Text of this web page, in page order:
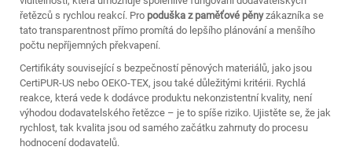
řetězců s rychlou reakcí. Pro poduška z paměťové pěnyzákazníka se
tato transparentnost přímo promítá do lepšího plánování a menšího
počtu nepříjemných překvapení.
Certifikáty související s bezpečností pěnových materiálů, jako jsou
CertiPUR-US nebo OEKO-TEX, jsou také důležitými kritérii. Rychlá
reakce, která vede k dodávce produktu nekonzistentní kvality, není
výhodou dodavatelského řetězce – je to spíše riziko. Ujistěte se, že jak
rychlost, tak kvalita jsou od samého začátku zahrnuty do procesu
hodnocení dodavatelů.